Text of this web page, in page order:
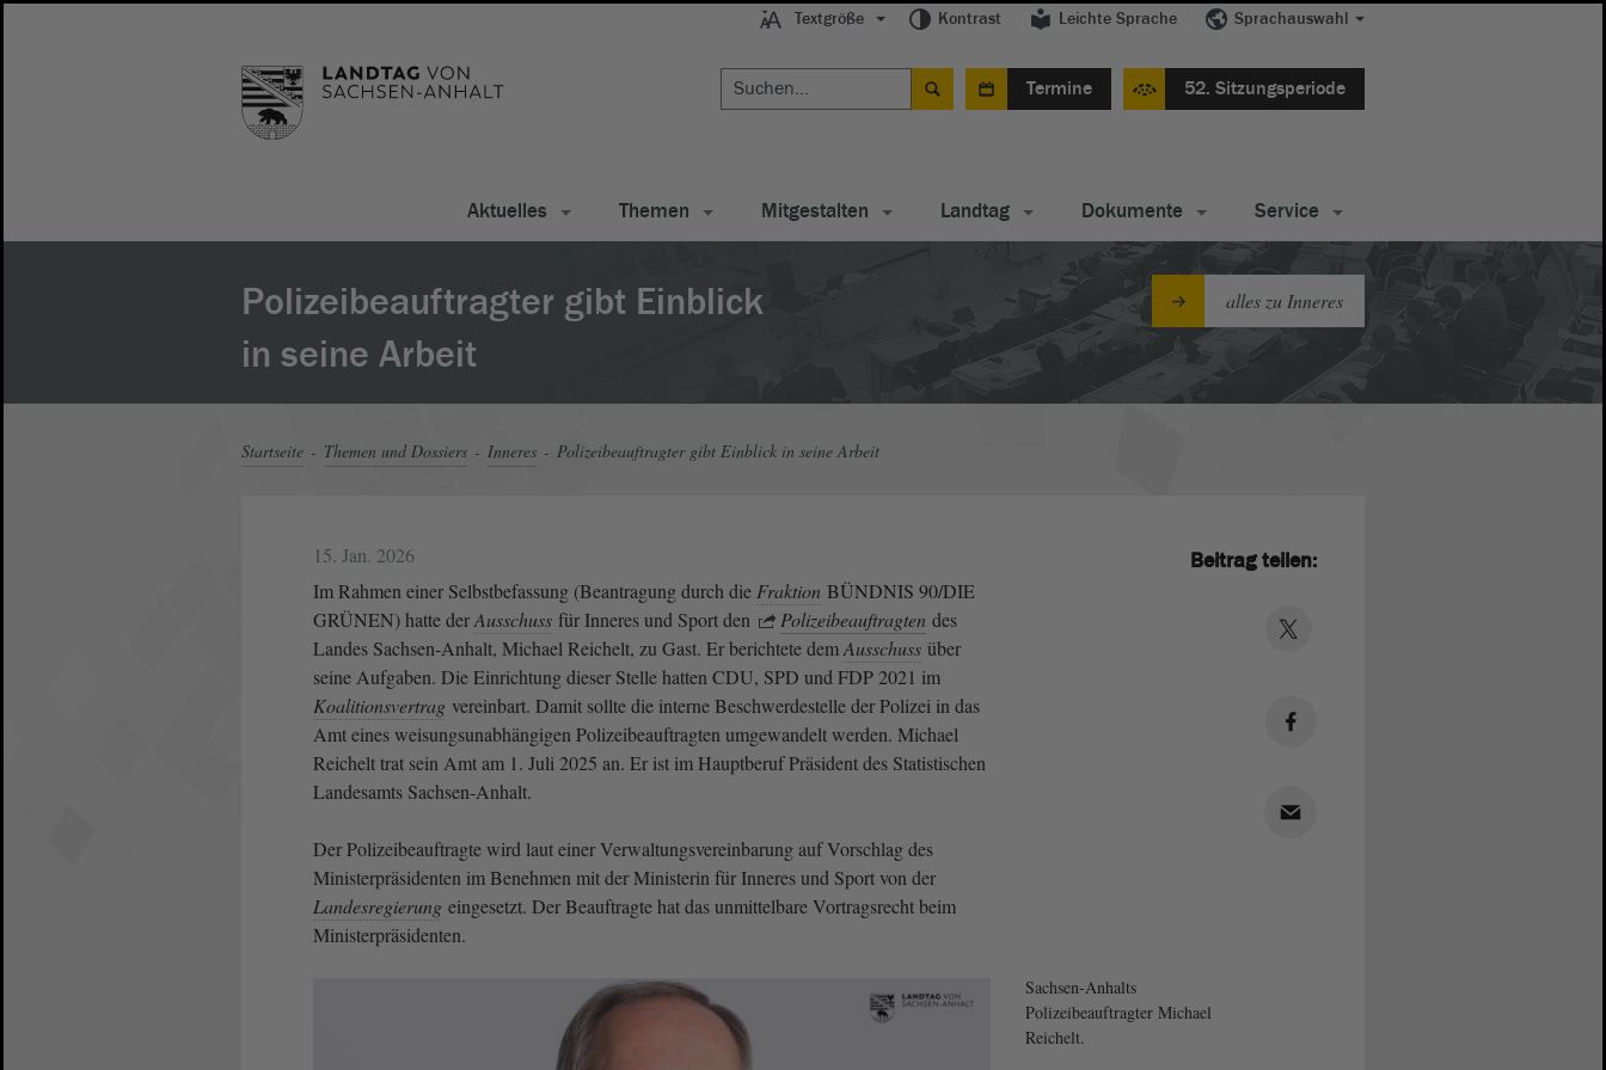
Textgröße Kontrast Leichte Sprache Sprachauswahl
Termine 52. Sitzungsperiode
Aktuelles Themen Mitgestalten Landtag Dokumente Service
Polizeibeauftragter gibt Einblick
in seine Arbeit
alles zu Inneres
Startseite Themen und Dossiers Inneres Polizeibeauftragter gibt Einblick in seine Arbeit
15. Jan. 2026
Im Rahmen einer Selbstbefassung (Beantragung durch die Fraktion BÜNDNIS 90/DIE
GRÜNEN) hatte derAusschuss für Inneres und Sport den Polizeibeauftragten des
Landes Sachsen-Anhalt, Michael Reichelt, zu Gast. Er berichtete demAusschuss über
seine Aufgaben. Die Einrichtung dieser Stelle hatten CDU, SPD und FDP 2021 im
Koalitionsvertrag vereinbart. Damit sollte die interne Beschwerdestelle der Polizei in das
Amt eines weisungsunabhängigen Polizeibeauftragten umgewandelt werden. Michael
Reichelt trat sein Amt am 1. Juli 2025 an. Er ist im Hauptberuf Präsident des Statistischen
Landesamts Sachsen-​Anhalt.
Der Polizeibeauftragte wird laut einer Verwaltungsvereinbarung auf Vorschlag des
Ministerpräsidenten im Benehmen mit der Ministerin für Inneres und Sport von der
Landesregierung eingesetzt. Der Beauftragte hat das unmittelbare Vortragsrecht beim
Ministerpräsidenten.
Sachsen-Anhalts
Polizeibeauftragter Michael
Reichelt.
Beitrag teilen: